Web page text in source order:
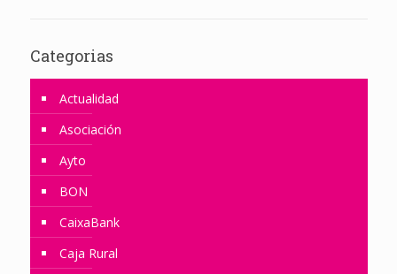
Categorias
Actualidad
Asociación
Ayto
BON
CaixaBank
Caja Rural